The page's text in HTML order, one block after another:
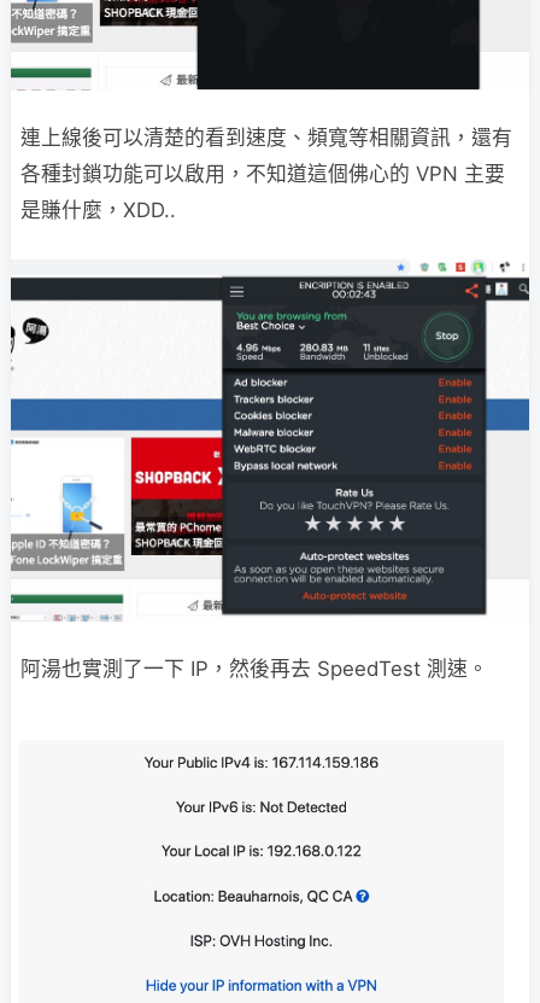
連上線後可以清楚的看到速度、頻寬等相關資訊，還有
各種封鎖功能可以啟用，不知道這個佛心的 VPN 主要
是賺什麼，XDD..
阿湯也實測了一下 IP，然後再去 SpeedTest 測速。